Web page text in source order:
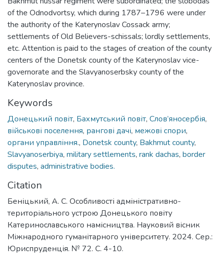
of the Odnodvortsy, which during 1787–1796 were under
the authority of the Katerynoslav Cossack army;
settlements of Old Believers-schissals; lordly settlements,
etc. Attention is paid to the stages of creation of the county
centers of the Donetsk county of the Katerynoslav vice-
governorate and the Slavyanoserbsky county of the
Katerynoslav province.
Keywords
Донецький повіт, Бахмутський повіт, Слов’яносербія,
військові поселення, рангові дачі, межові спори,
органи управління., Donetsk county, Bakhmut county,
Slavyanoserbiya, military settlements, rank dachas, border
disputes, administrative bodies.
Citation
Беніцький, А. С. Особливості адміністративно-
територіального устрою Донецького повіту
Катеринославського намісництва. Науковий вісник
Міжнародного гуманітарного університету. 2024. Сер.:
Юриспруденція. № 72. С. 4-10.